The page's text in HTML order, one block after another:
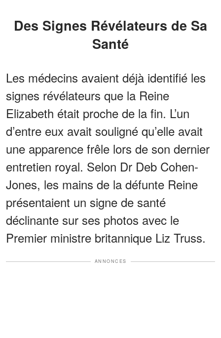
Des Signes Révélateurs de Sa
Santé
Les médecins avaient déjà identifié les
signes révélateurs que la Reine
Elizabeth était proche de la fin. L’un
d’entre eux avait souligné qu’elle avait
une apparence frêle lors de son dernier
entretien royal. Selon Dr Deb Cohen-
Jones, les mains de la défunte Reine
présentaient un signe de santé
déclinante sur ses photos avec le
Premier ministre britannique Liz Truss.
ANNONCES